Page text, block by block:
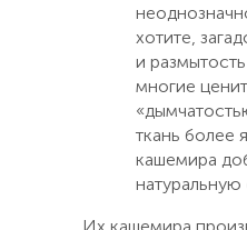
хотите,
и
многие
ткань более
кашемира
натуральную
Их кашемира